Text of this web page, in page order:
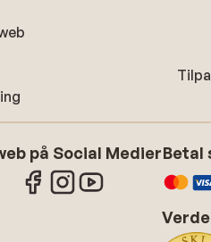
på Social MedierBetal